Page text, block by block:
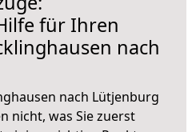
für Ihren
nach
nach Lütjenburg
nicht, was Sie zuerst